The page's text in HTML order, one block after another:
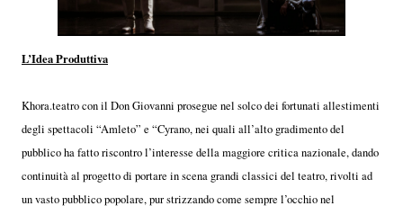
L’Idea Produttiva
Khora.teatro con il Don Giovanni prosegue nel solco dei fortunati allestimenti
degli spettacoli “Amleto” e “Cyrano, nei quali all’alto gradimento del
pubblico ha fatto riscontro l’interesse della maggiore critica nazionale, dando
continuità al progetto di portare in scena grandi classici del teatro, rivolti ad
un vasto pubblico popolare, pur strizzando come sempre l’occhio nel